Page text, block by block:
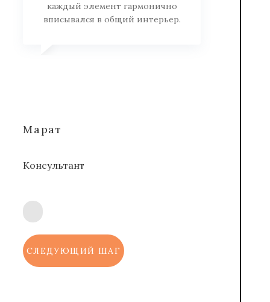
каждый элемент гармонично
вписывался в общий интерьер.
Марат
Консультант
СЛЕДУЮЩИЙ ШАГ